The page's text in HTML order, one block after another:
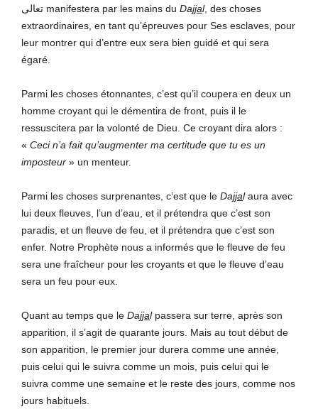
تعالى manifestera par les mains du Dajjal, des choses
extraordinaires, en tant qu’épreuves pour Ses esclaves, pour
leur montrer qui d’entre eux sera bien guidé et qui sera
égaré.
Parmi les choses étonnantes, c’est qu’il coupera en deux un
homme croyant qui le démentira de front, puis il le
ressuscitera par la volonté de Dieu. Ce croyant dira alors :
« Ceci n’a fait qu’augmenter ma certitude que tu es un
imposteur » un menteur.
Parmi les choses surprenantes, c’est que le Dajjalaura avec
lui deux fleuves, l’un d’eau, et il prétendra que c’est son
paradis, et un fleuve de feu, et il prétendra que c’est son
enfer. Notre Prophète nous a informés que le fleuve de feu
sera une fraîcheur pour les croyants et que le fleuve d’eau
sera un feu pour eux.
Quant au temps que le Dajjalpassera sur terre, après son
apparition, il s’agit de quarante jours. Mais au tout début de
son apparition, le premier jour durera comme une année,
puis celui qui le suivra comme un mois, puis celui qui le
suivra comme une semaine et le reste des jours, comme nos
jours habituels.